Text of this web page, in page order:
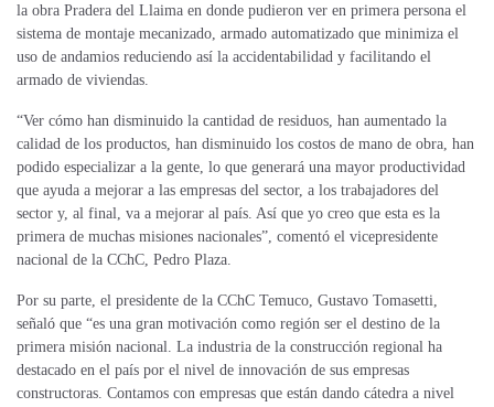
la obra Pradera del Llaima en donde pudieron ver en primera persona el
sistema de montaje mecanizado, armado automatizado que minimiza el
uso de andamios reduciendo así la accidentabilidad y facilitando el
armado de viviendas.
“Ver cómo han disminuido la cantidad de residuos, han aumentado la
calidad de los productos, han disminuido los costos de mano de obra, han
podido especializar a la gente, lo que generará una mayor productividad
que ayuda a mejorar a las empresas del sector, a los trabajadores del
sector y, al final, va a mejorar al país. Así que yo creo que esta es la
primera de muchas misiones nacionales”, comentó el vicepresidente
nacional de la CChC, Pedro Plaza.
Por su parte, el presidente de la CChC Temuco, Gustavo Tomasetti,
señaló que “es una gran motivación como región ser el destino de la
primera misión nacional. La industria de la construcción regional ha
destacado en el país por el nivel de innovación de sus empresas
constructoras. Contamos con empresas que están dando cátedra a nivel